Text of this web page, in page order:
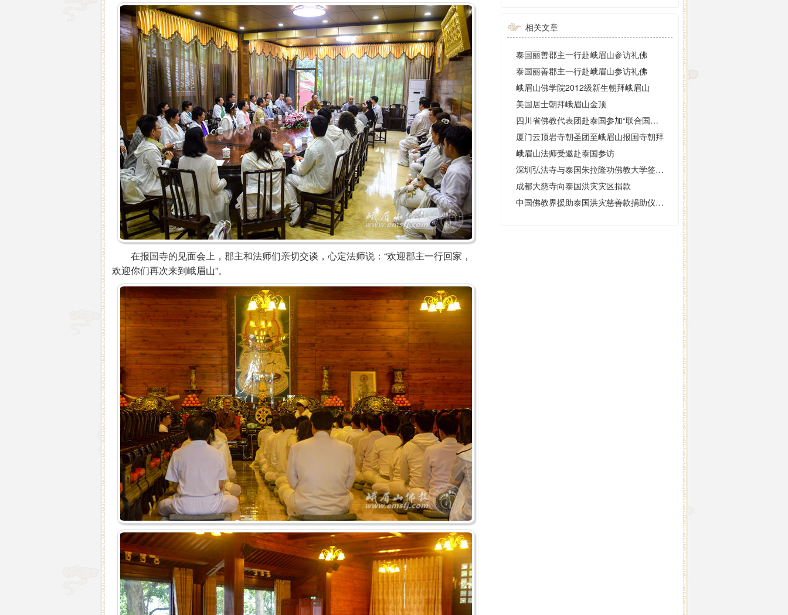
在报国寺的见面会上，郡主和法师们亲切交谈，心定法师说：“欢迎郡主一行回家，
欢迎你们再次来到峨眉山”。
相关文章
泰国丽善郡主一行赴峨眉山参访礼佛
泰国丽善郡主一行赴峨眉山参访礼佛
峨眉山佛学院2012级新生朝拜峨眉山
美国居士朝拜峨眉山金顶
四川省佛教代表团赴泰国参加“联合国卫塞节”庆典
厦门云顶岩寺朝圣团至峨眉山报国寺朝拜
峨眉山法师受邀赴泰国参访
深圳弘法寺与泰国朱拉隆功佛教大学签订合作意向
成都大慈寺向泰国洪灾灾区捐款
中国佛教界援助泰国洪灾慈善款捐助仪式在北京举行